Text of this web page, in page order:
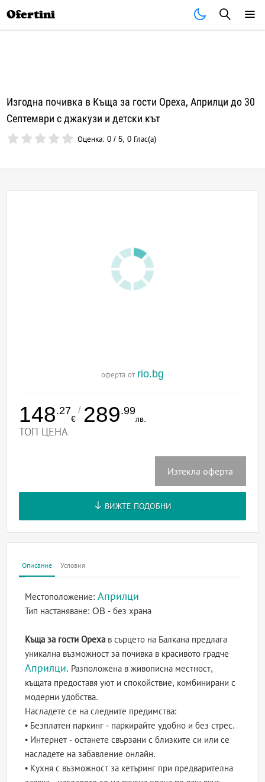
Ofertini
Изгодна почивка в Къща за гости Ореха, Априлци до 30
Септември с джакузи и детски кът
Оценка:0 /5,0 Глас(а)
оферта от rio.bg
148.27
€
/ 289.99
лв.
ТОП ЦЕНА
Изтекла оферта
ВИЖТЕ ПОДОБНИ
Описание Условия
Местоположение:Априлци
Тип настаняване:OB - без храна
Къща за гости Ореха в сърцето на Балкана предлага
уникална възможност за почивка в красивото градче
Априлци. Разположена в живописна местност,
къщата предоставя уют и спокойствие, комбинирани с
модерни удобства.
Насладете се на следните предимства:
• Безплатен паркинг - паркирайте удобно и без стрес.
• Интернет - останете свързани с близките си или се
насладете на забавление онлайн.
• Кухня с възможност за кетъринг при предварителна